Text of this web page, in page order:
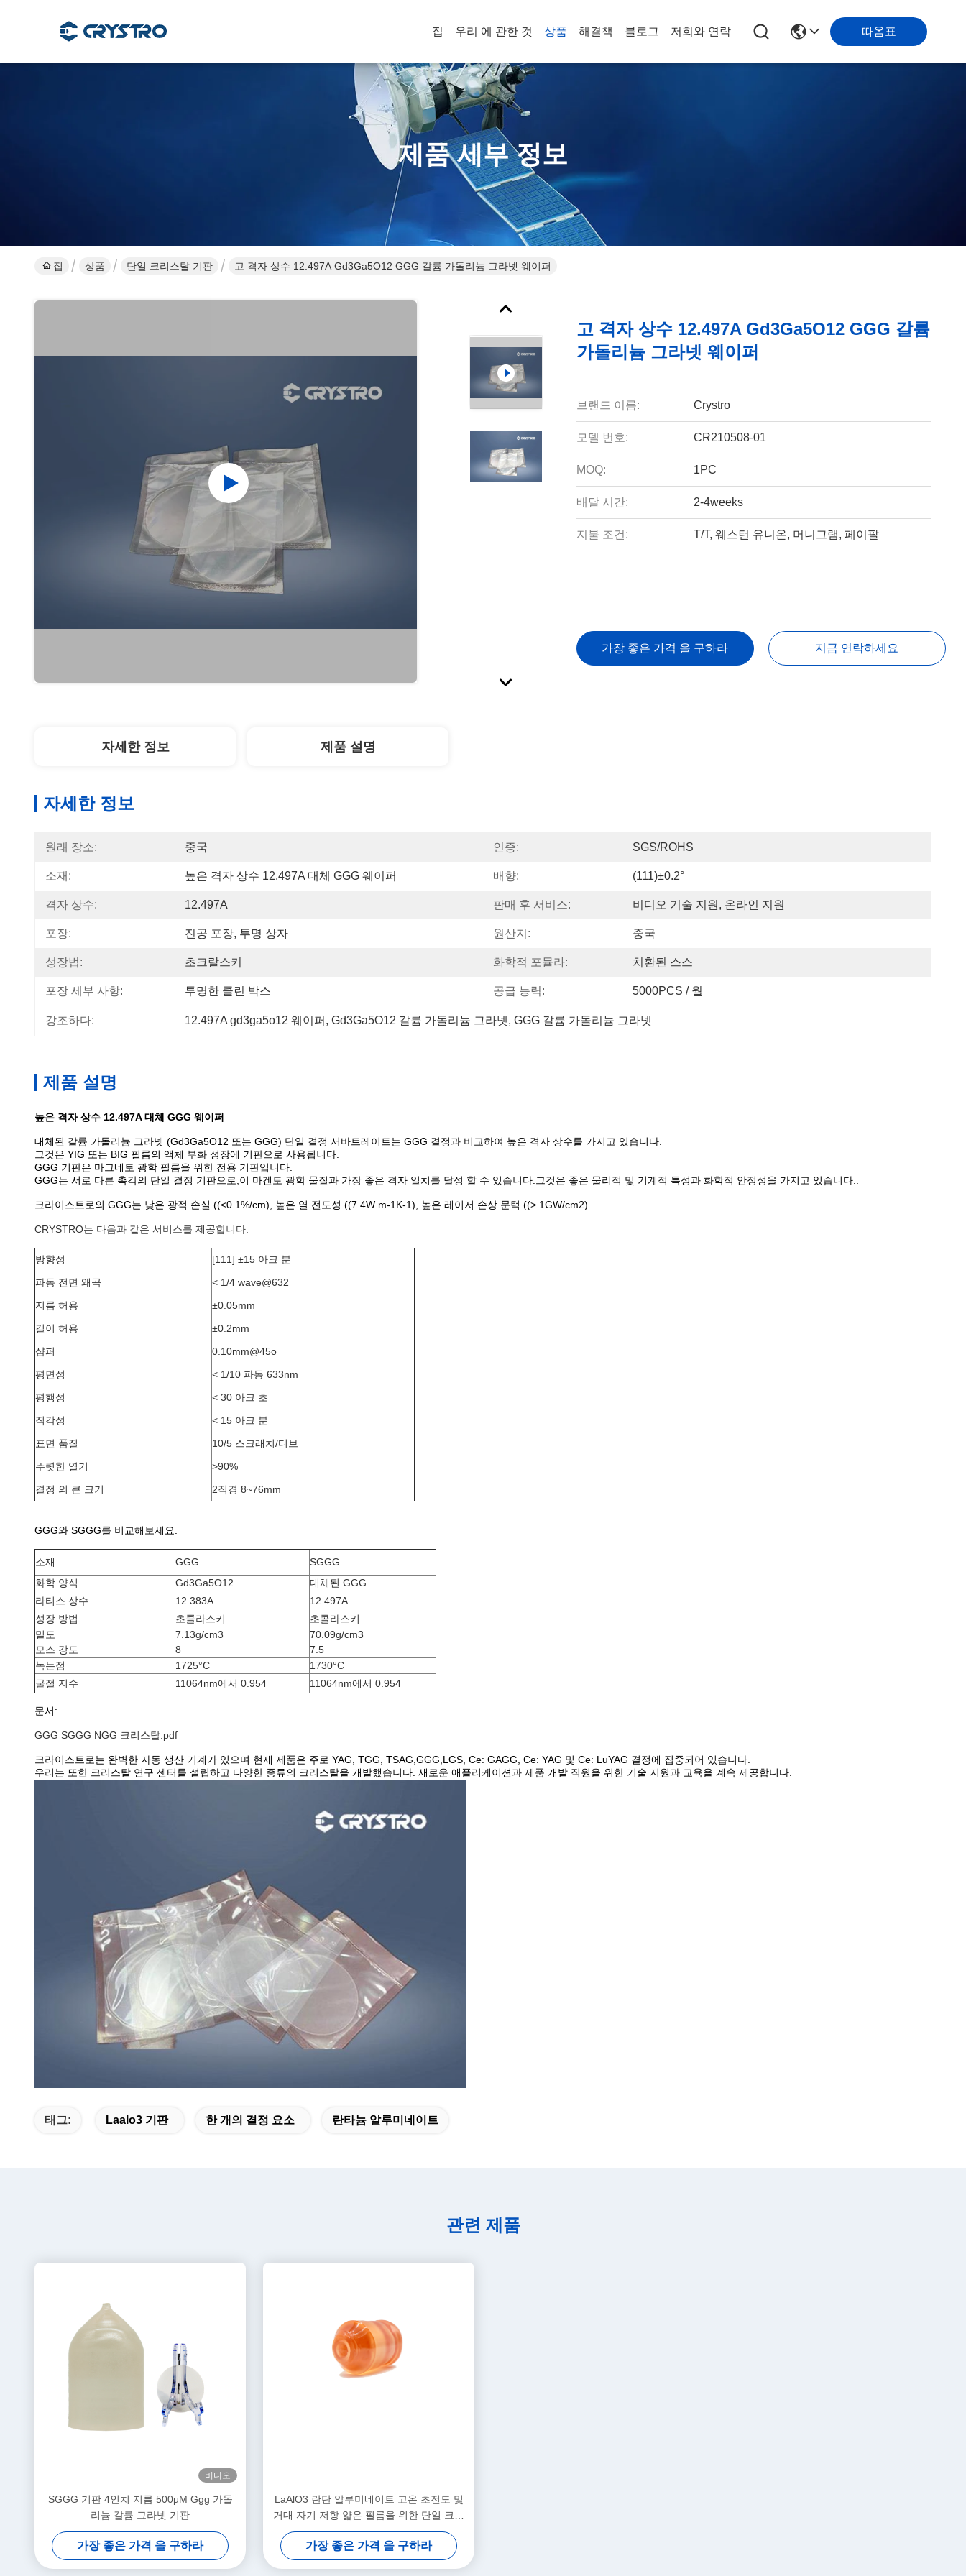
집 우리 에 관한 것 상품 해결책 블로그 저희와 연락 따옴표
제품 세부 정보
집 상품 단일 크리스탈 기판 고 격자 상수 12.497A Gd3Ga5O12 GGG 갈륨 가돌리늄 그라넷 웨이퍼
고 격자 상수 12.497A Gd3Ga5O12 GGG 갈륨
가돌리늄 그라넷 웨이퍼
브랜드 이름: Crystro
모델 번호: CR210508-01
MOQ: 1PC
배달 시간: 2-4weeks
지불 조건: T/T, 웨스턴 유니온, 머니그램, 페이팔
가장 좋은 가격 을 구하라 지금 연락하세요
자세한 정보 제품 설명
자세한 정보
원래 장소: 중국 인증: SGS/ROHS
소재: 높은 격자 상수 12.497A 대체 GGG 웨이퍼 배향: (111)±0.2°
격자 상수: 12.497A 판매 후 서비스: 비디오 기술 지원, 온라인 지원
포장: 진공 포장, 투명 상자 원산지: 중국
성장법: 초크랄스키 화학적 포뮬라: 치환된 스스
포장 세부 사항: 투명한 클린 박스 공급 능력: 5000PCS / 월
강조하다: 12.497A gd3ga5o12 웨이퍼 , Gd3Ga5O12 갈륨 가돌리늄 그라넷, GGG 갈륨 가돌리늄 그라넷
제품 설명
높은 격자 상수 12.497A 대체 GGG 웨이퍼
대체된 갈륨 가돌리늄 그라넷 (Gd3Ga5O12 또는 GGG) 단일 결정 서바트레이트는 GGG 결정과 비교하여 높은 격자 상수를 가지고 있습니다.
그것은 YIG 또는 BIG 필름의 액체 부화 성장에 기판으로 사용됩니다.
GGG 기판은 마그네토 광학 필름을 위한 전용 기판입니다.
GGG는 서로 다른 촉각의 단일 결정 기판으로,이 마겐토 광학 물질과 가장 좋은 격자 일치를 달성 할 수 있습니다.그것은 좋은 물리적 및 기계적 특성과 화학적 안정성을 가지고 있습니다..
크라이스트로의 GGG는 낮은 광적 손실 ((<0.1%/cm), 높은 열 전도성 ((7.4W m-1K-1), 높은 레이저 손상 문턱 ((> 1GW/cm2)
CRYSTRO는 다음과 같은 서비스를 제공합니다.
방향성
[111] ±15 아크 분
파동 전면 왜곡
< 1/4 wave@632
지름 허용
±0.05mm
길이 허용
±0.2mm
샴퍼
0.10mm@45o
평면성
< 1/10 파동 633nm
평행성
< 30 아크 초
직각성
< 15 아크 분
표면 품질
10/5 스크래치/디브
뚜렷한 열기
>90%
결정 의 큰 크기
2직경 8~76mm
GGG와 SGGG를 비교해보세요.
소재 GGG
SGGG
화학 양식
Gd3Ga5O12
대체된 GGG
라티스 상수
12.383A
12.497A
성장 방법
초콜라스키
초콜라스키
밀도
7.13g/cm3
70.09g/cm3
모스 강도
8
7.5
녹는점
1725°C
1730°C
굴절 지수
11064nm에서 0.954 11064nm에서 0.954
문서:
GGG SGGG NGG 크리스탈.pdf
크라이스트로는 완벽한 자동 생산 기계가 있으며 현재 제품은 주로 YAG, TGG, TSAG,GGG,LGS, Ce: GAGG, Ce: YAG 및 Ce: LuYAG 결정에 집중되어 있습니다.
우리는 또한 크리스탈 연구 센터를 설립하고 다양한 종류의 크리스탈을 개발했습니다. 새로운 애플리케이션과 제품 개발 직원을 위한 기술 지원과 교육을 계속 제공합니다.
태그: Laalo3 기판 한 개의 결정 요소 란타늄 알루미네이트
관련 제품
비디오
SGGG 기판 4인치 지름 500μM Ggg 가돌
리늄 갈륨 그라넷 기판
가장 좋은 가격 을 구하라
LaAlO3 란탄 알루미네이트 고온 초전도 및
거대 자기 저항 얇은 필름을 위한 단일 크리
스탈 기판
가장 좋은 가격 을 구하라